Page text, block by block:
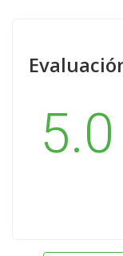
5.0